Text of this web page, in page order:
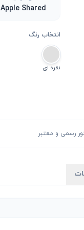
Apple Shared
انتخاب رنگ
نقره ای
رسمی و معتبر